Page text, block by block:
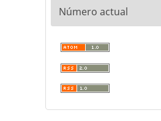
Número actual